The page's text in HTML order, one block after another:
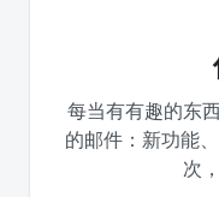
每当有有趣的东
的邮件：新功能
次